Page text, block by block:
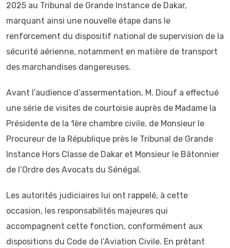
2025 au Tribunal de Grande Instance de Dakar,
marquant ainsi une nouvelle étape dans le
renforcement du dispositif national de supervision de la
sécurité aérienne, notamment en matière de transport
des marchandises dangereuses.
Avant l’audience d’assermentation, M. Diouf a effectué
une série de visites de courtoisie auprès de Madame la
Présidente de la 1ère chambre civile, de Monsieur le
Procureur de la République près le Tribunal de Grande
Instance Hors Classe de Dakar et Monsieur le Bâtonnier
de l’Ordre des Avocats du Sénégal.
Les autorités judiciaires lui ont rappelé, à cette
occasion, les responsabilités majeures qui
accompagnent cette fonction, conformément aux
dispositions du Code de l’Aviation Civile. En prêtant